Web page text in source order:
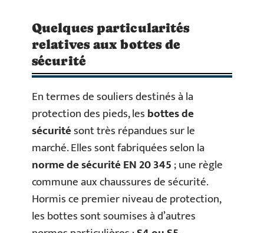
Quelques particularités
relatives aux bottes de
sécurité
En termes de souliers destinés à la
protection des pieds, lesbottes de
sécuritésont très répandues sur le
marché. Elles sont fabriquées selon la
norme de sécurité EN 20 345; une règle
commune aux chaussures de sécurité.
Hormis ce premier niveau de protection,
les bottes sont soumises à d’autres